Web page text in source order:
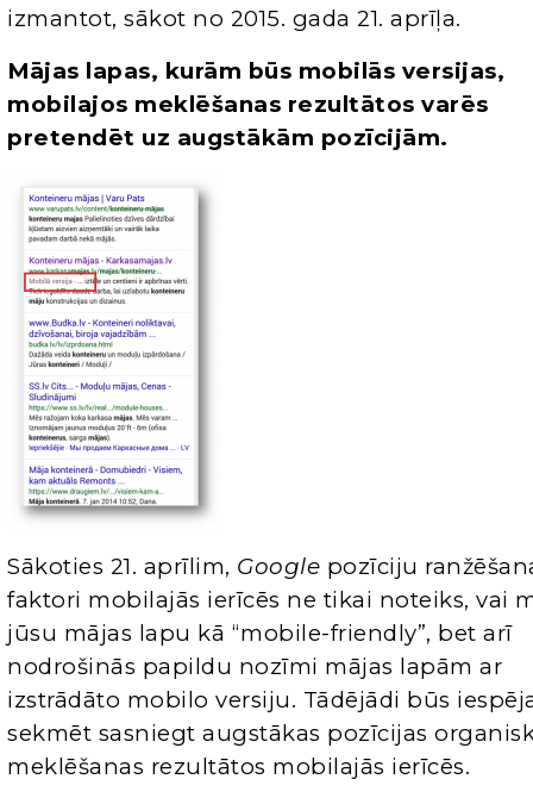
izmantot, sākot no 2015. gada 21. aprīļa.
Mājas lapas, kurām būs mobilās versijas,
mobilajos meklēšanas rezultātos varēs
pretendēt uz augstākām pozīcijām.
Sākoties 21. aprīlim, Google pozīciju
faktori mobilajās ierīcēs ne tikai noteiks, vai
jūsu mājas lapu kā “mobile-friendly”, bet arī
nodrošinās papildu nozīmi mājas lapām ar
izstrādāto mobilo versiju. Tādējādi būs
sekmēt sasniegt augstākas pozīcijas
meklēšanas rezultātos mobilajās ierīcēs.